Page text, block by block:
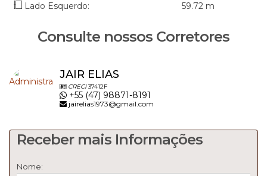
Lado Esquerdo: 59.72 m
Consulte nossos Corretores
JAIR ELIAS
CRECI37412F
+55 (47) 98871-8191
jairelias1973@gmail.com
Receber mais Informações
Nome: